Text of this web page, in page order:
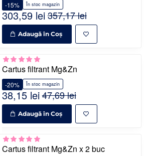
În stoc magazin
-15%
303,59 lei357,17 lei
Adaugă în Coş
Cartus filtrant Mg&Zn
În stoc magazin
-20%
38,15 lei47,69 lei
Adaugă în Coş
Cartus filtrant Mg&Zn x 2 buc